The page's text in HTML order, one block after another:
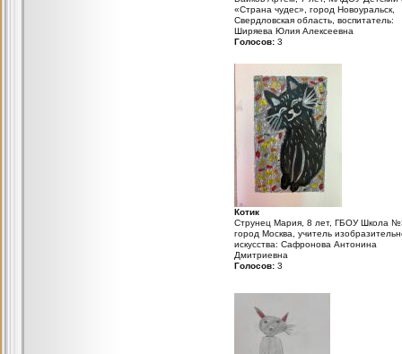
«Страна чудес», город Новоуральск,
Свердловская область, воспитатель:
Ширяева Юлия Алексеевна
Голосов: 3
Котик
Струнец Мария, 8 лет, ГБОУ Школа
город Москва, учитель
искусства: Сафронова Антонина
Дмитриевна
Голосов: 3